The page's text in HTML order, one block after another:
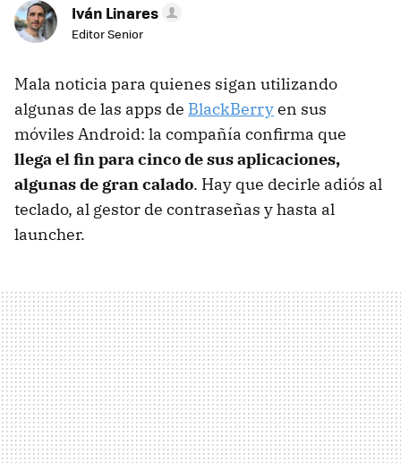
Iván Linares
Editor Senior
Mala noticia para quienes sigan utilizando
algunas de las apps de BlackBerryen sus
móviles Android: la compañía confirma que
llega el fin para cinco de sus aplicaciones,
algunas de gran calado. Hay que decirle adiós al
teclado, al gestor de contraseñas y hasta al
launcher.